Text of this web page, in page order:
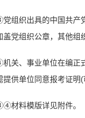
组织出具的中国共产
盖党组织公章，其他组
关、事业单位在编正
提供单位同意报考证明(
材料模版详见附件。